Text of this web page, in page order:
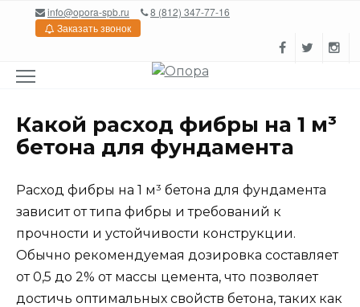
Перейтиinfo@opora-spb.ru
8 (812) 347-77-16
Заказать звонок
Какой расход фибры на 1 м³
бетона для фундамента
Расход фибры на 1 м³ бетона для фундамента
зависит от типа фибры и требований к
прочности и устойчивости конструкции.
Обычно рекомендуемая дозировка составляет
от 0,5 до 2% от массы цемента, что позволяет
достичь оптимальных свойств бетона, таких как